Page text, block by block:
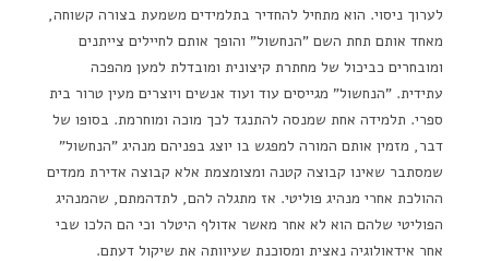
לערוך ניסוי. הוא מתחיל להחדיר בתלמידים משמעת בצורה קשוחה,
מאחד אותם תחת השם "הנחשול" והופך אותם לחיילים צייתנים
ומובחרים כביכול של מחתרת קיצונית ומובדלת למען מהפכה
עתידית. "הנחשול" מגייסים עוד ועוד אנשים ויוצרים מעין טרור בית
ספרי. תלמידה אחת שמנסה להתנגד לכך מוכה ומוחרמת. בסופו של
דבר, מזמין אותם המורה למפגש בו יוצג בפניהם מנהיג "הנחשול"
שמסתבר שאינו קבוצה קטנה ומצומצמת אלא קבוצה אדירת ממדים
ההולכת אחרי מנהיג פוליטי. אז מתגלה להם, לתדהמתם, שהמנהיג
הפוליטי שלהם הוא לא אחר מאשר אדולף היטלר וכי הם הלכו שבי
אחר אידאולוגיה נאצית ומסוכנת שעיוותה את שיקול דעתם.